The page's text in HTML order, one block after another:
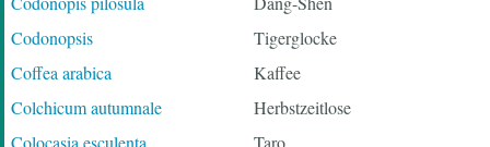
Codonopsis
Tigerglocke
Coffea arabica
Kaffee
Colchicum autumnale
Herbstzeitlose
Colocasia esculenta
Taro